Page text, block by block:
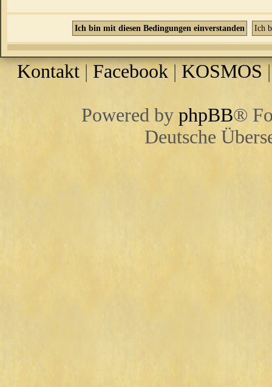
Kontakt |Facebook | KOSMOS
Powered by phpBB®
Deutsche